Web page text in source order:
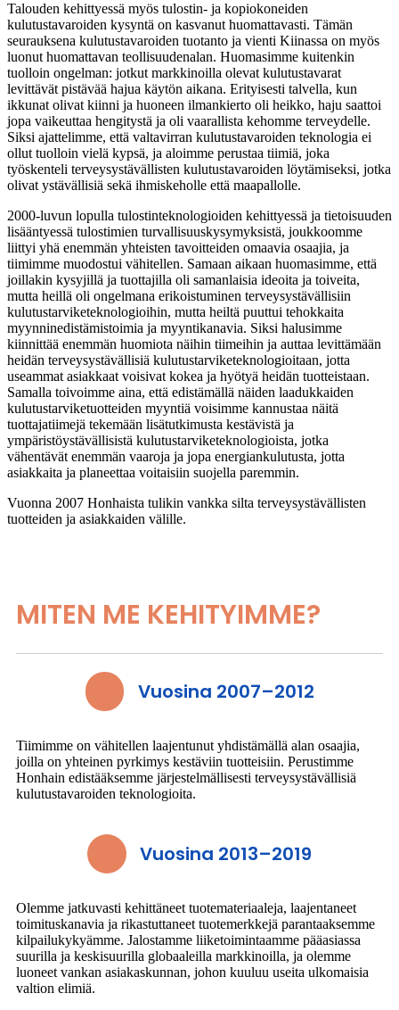
Talouden kehittyessä myös tulostin- ja kopiokoneiden
kulutustavaroiden kysyntä on kasvanut huomattavasti. Tämän
seurauksena kulutustavaroiden tuotanto ja vienti Kiinassa on myös
luonut huomattavan teollisuudenalan. Huomasimme kuitenkin
tuolloin ongelman: jotkut markkinoilla olevat kulutustavarat
levittävät pistävää hajua käytön aikana. Erityisesti talvella, kun
ikkunat olivat kiinni ja huoneen ilmankierto oli heikko, haju saattoi
jopa vaikeuttaa hengitystä ja oli vaarallista kehomme terveydelle.
Siksi ajattelimme, että valtavirran kulutustavaroiden teknologia ei
ollut tuolloin vielä kypsä, ja aloimme perustaa tiimiä, joka
työskenteli terveysystävällisten kulutustavaroiden löytämiseksi, jotka
olivat ystävällisiä sekä ihmiskeholle että maapallolle.
2000-luvun lopulla tulostinteknologioiden kehittyessä ja tietoisuuden
lisääntyessä tulostimien turvallisuuskysymyksistä, joukkoomme
liittyi yhä enemmän yhteisten tavoitteiden omaavia osaajia, ja
tiimimme muodostui vähitellen. Samaan aikaan huomasimme, että
joillakin kysyjillä ja tuottajilla oli samanlaisia ​​ideoita ja toiveita,
mutta heillä oli ongelmana erikoistuminen terveysystävällisiin
kulutustarviketeknologioihin, mutta heiltä puuttui tehokkaita
myynninedistämistoimia ja myyntikanavia. Siksi halusimme
kiinnittää enemmän huomiota näihin tiimeihin ja auttaa levittämään
heidän terveysystävällisiä kulutustarviketeknologioitaan, jotta
useammat asiakkaat voisivat kokea ja hyötyä heidän tuotteistaan.
Samalla toivoimme aina, että edistämällä näiden laadukkaiden
kulutustarviketuotteiden myyntiä voisimme kannustaa näitä
tuottajatiimejä tekemään lisätutkimusta kestävistä ja
ympäristöystävällisistä kulutustarviketeknologioista, jotka
vähentävät enemmän vaaroja ja jopa energiankulutusta, jotta
asiakkaita ja planeettaa voitaisiin suojella paremmin.
Vuonna 2007 Honhaista tulikin vankka silta terveysystävällisten
tuotteiden ja asiakkaiden välille.
MITEN ME KEHITYIMME?
Vuosina 2007–2012
Tiimimme on vähitellen laajentunut yhdistämällä alan osaajia,
joilla on yhteinen pyrkimys kestäviin tuotteisiin. Perustimme
Honhain edistääksemme järjestelmällisesti terveysystävällisiä
kulutustavaroiden teknologioita.
Vuosina 2013–2019
Olemme jatkuvasti kehittäneet tuotemateriaaleja, laajentaneet
toimituskanavia ja rikastuttaneet tuotemerkkejä parantaaksemme
kilpailukykyämme. Jalostamme liiketoimintaamme pääasiassa
suurilla ja keskisuurilla globaaleilla markkinoilla, ja olemme
luoneet vankan asiakaskunnan, johon kuuluu useita ulkomaisia ​​​​
valtion elimiä.